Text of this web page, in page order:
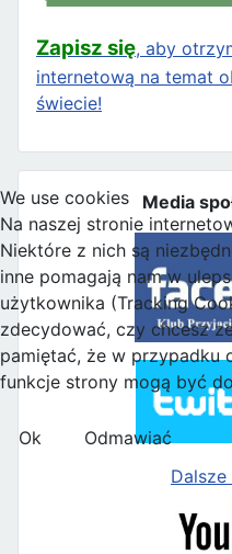
Zapisz się, aby
internetową na temat
świecie!
Media
We use cookies
Na naszej stronie
Niektóre z nich są
inne pomagają nam w
użytkownika (Tracking
zdecydować, czy chcesz
pamiętać, że w przypadku
funkcje strony mogą być
Ok
Odmawiać